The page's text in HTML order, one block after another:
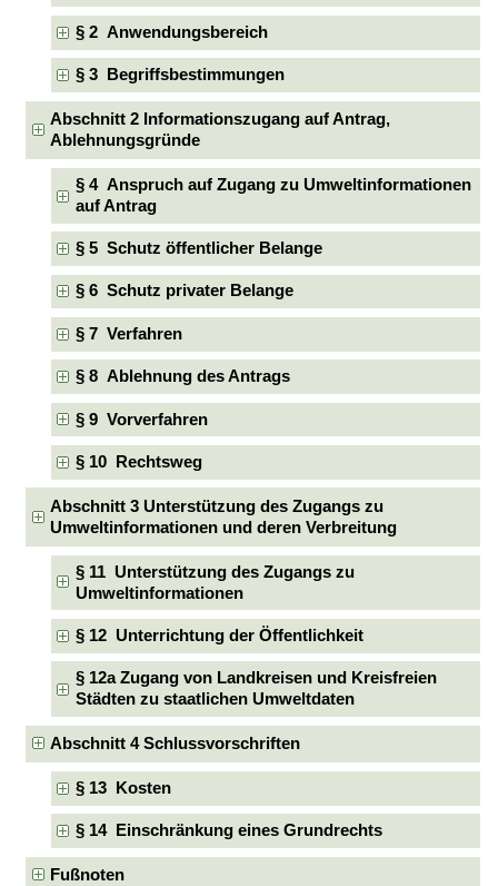
§ 2 Anwendungsbereich
§ 3 Begriffsbestimmungen
Abschnitt 2 Informationszugang auf Antrag,
Ablehnungsgründe
§ 4 Anspruch auf Zugang zu Umweltinformationen
auf Antrag
§ 5 Schutz öffentlicher Belange
§ 6 Schutz privater Belange
§ 7 Verfahren
§ 8 Ablehnung des Antrags
§ 9 Vorverfahren
§ 10 Rechtsweg
Abschnitt 3 Unterstützung des Zugangs zu
Umweltinformationen und deren Verbreitung
§ 11 Unterstützung des Zugangs zu
Umweltinformationen
§ 12 Unterrichtung der Öffentlichkeit
§ 12a Zugang von Landkreisen und Kreisfreien
Städten zu staatlichen Umweltdaten
Abschnitt 4 Schlussvorschriften
§ 13 Kosten
§ 14 Einschränkung eines Grundrechts
Fußnoten